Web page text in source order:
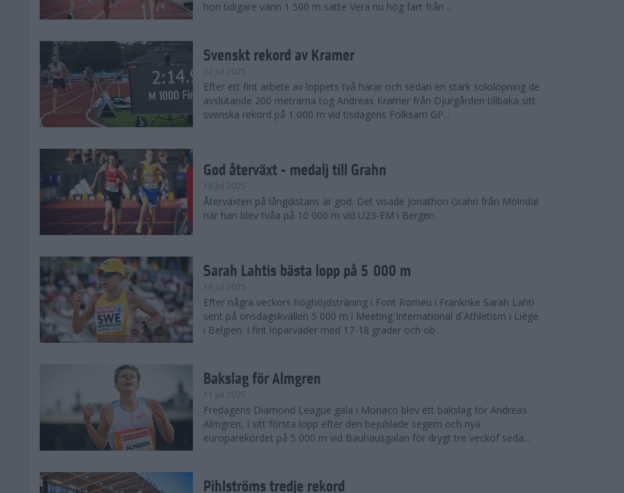
hon tidigare vann 1 500 m satte Vera nu hög fart från ...
Svenskt rekord av Kramer
22 jul 2025
Efter ett fint arbete av loppets två harar och sedan en stark sololöpning de
avslutande 200 metrarna tog Andreas Kramer från Djurgården tillbaka sitt
svenska rekord på 1 000 m vid tisdagens Folksam GP...
God återväxt - medalj till Grahn
18 jul 2025
Återväxten på långdistans är god. Det visade Jonathon Grahn från Mölndal
när han blev tvåa på 10 000 m vid U23-EM i Bergen.
Sarah Lahtis bästa lopp på 5 000 m
16 jul 2025
Efter några veckors höghöjdsträning i Font Romeu i Frankrike Sarah Lahti
sent på onsdagskvällen 5 000 m i Meeting International d´Athletism i Liège
i Belgien. I fint löparväder med 17-18 grader och ob...
Bakslag för Almgren
11 jul 2025
Fredagens Diamond League gala i Monaco blev ett bakslag för Andreas
Almgren, I sitt första lopp efter den bejublade segern och nya
europarekordet på 5 000 m vid Bauhausgalan för drygt tre veckof seda...
Pihlströms tredje rekord